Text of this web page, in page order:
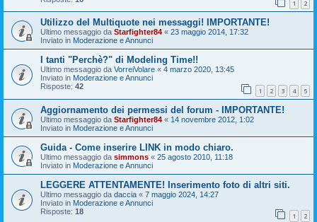
1 2
Utilizzo del Multiquote nei messaggi! IMPORTANTE!
Ultimo messaggio da Starfighter84 « 23 maggio 2014, 17:32
Inviato in Moderazione e Annunci
I tanti "Perchè?" di Modeling Time!!
Ultimo messaggio da VorreiVolare « 4 marzo 2020, 13:45
Inviato in Moderazione e Annunci
Risposte: 42 1 2 3 4 5
Aggiornamento dei permessi del forum - IMPORTANTE!
Ultimo messaggio da Starfighter84 « 14 novembre 2012, 1:02
Inviato in Moderazione e Annunci
Guida - Come inserire LINK in modo chiaro.
Ultimo messaggio da simmons « 25 agosto 2010, 11:18
Inviato in Moderazione e Annunci
LEGGERE ATTENTAMENTE! Inserimento foto di altri siti.
Ultimo messaggio da daccia « 7 maggio 2024, 14:27
Inviato in Moderazione e Annunci
Risposte: 18 1 2